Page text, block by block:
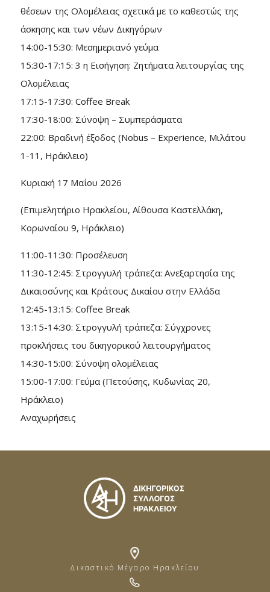
θέσεων της Ολομέλειας σχετικά με το καθεστώς της
άσκησης και των νέων Δικηγόρων
14:00-15:30: Μεσημεριανό γεύμα
15:30-17:15: 3 η Εισήγηση: Ζητήματα λειτουργίας της
Ολομέλειας
17:15-17:30: Coffee Break
17:30-18:00: Σύνοψη – Συμπεράσματα
22:00: Βραδινή έξοδος (Nobus – Experience, Μιλάτου
1-11, Ηράκλειο)
Κυριακή 17 Μαΐου 2026
(Επιμελητήριο Ηρακλείου, Αίθουσα Καστελλάκη,
Κορωναίου 9, Ηράκλειο)
11:00-11:30: Προσέλευση
11:30-12:45: Στρογγυλή τράπεζα: Ανεξαρτησία της
Δικαιοσύνης και Κράτους Δικαίου στην Ελλάδα
12:45-13:15: Coffee Break
13:15-14:30: Στρογγυλή τράπεζα: Σύγχρονες
προκλήσεις του δικηγορικού λειτουργήματος
14:30-15:00: Σύνοψη ολομέλειας
15:00-17:00: Γεύμα (Πετούσης, Κυδωνίας 20,
Ηράκλειο)
Αναχωρήσεις
Δικαστικό Μέγαρο Ηρακλείου